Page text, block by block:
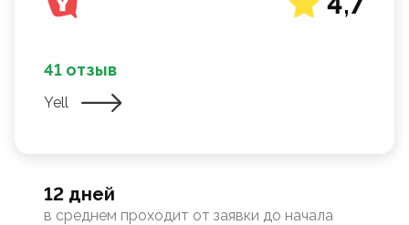
41 отзыв
Yell
12 дней
в среднем проходит от заявки до начала